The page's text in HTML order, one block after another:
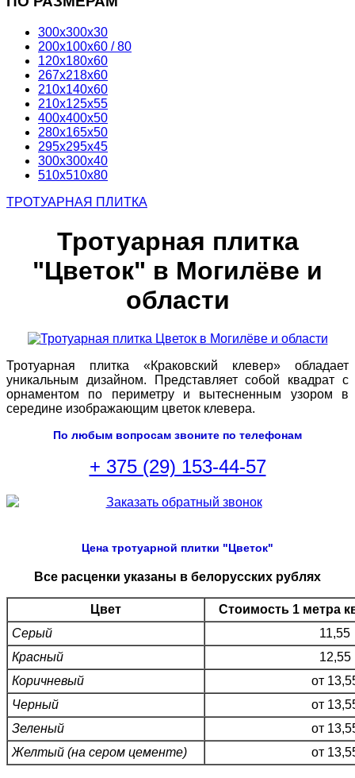
300х300х30
200х100х60 / 80
120х180х60
267х218х60
210х140х60
210х125х55
400х400х50
280х165х50
295х295х45
300х300х40
510х510х80
ТРОТУАРНАЯ ПЛИТКА
Тротуарная плитка
"Цветок" в Могилёве и
области
Тротуарная плитка «Краковский клевер» обладает
уникальным дизайном. Представляет собой квадрат с
орнаментом по периметру и вытесненным узором в
середине изображающим цветок клевера.
По любым вопросам звоните по телефонам
+ 375 (29) 153-44-57
Цена тротуарной плитки "Цветок"
Все расценки указаны в белорусских рублях
Цвет
Стоимость 1 метра
Серый
11,55
Красный
12,55
Коричневый
от
Черный
от
Зеленый
от
Желтый (на сером цементе)
от